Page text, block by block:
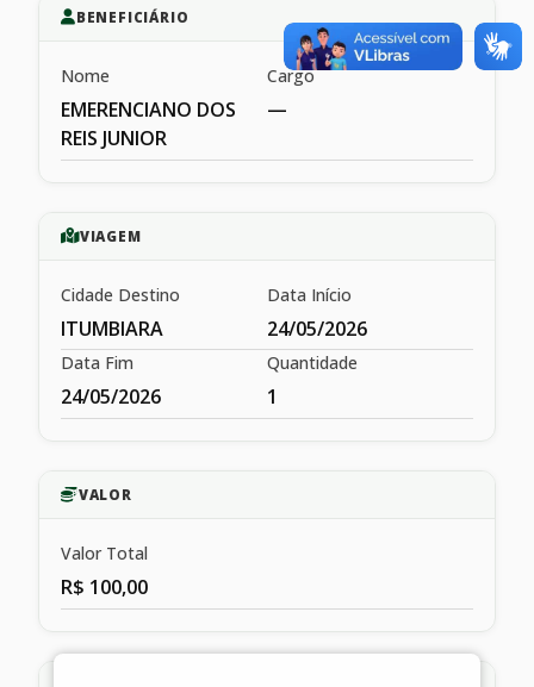
BENEFICIÁRIO
Nome
EMERENCIANO DOS
REIS JUNIOR
Cargo
—
VIAGEM
Cidade Destino
ITUMBIARA
Data Início
24/05/2026
Data Fim
24/05/2026
Quantidade
1
VALOR
Valor Total
R$ 100,00